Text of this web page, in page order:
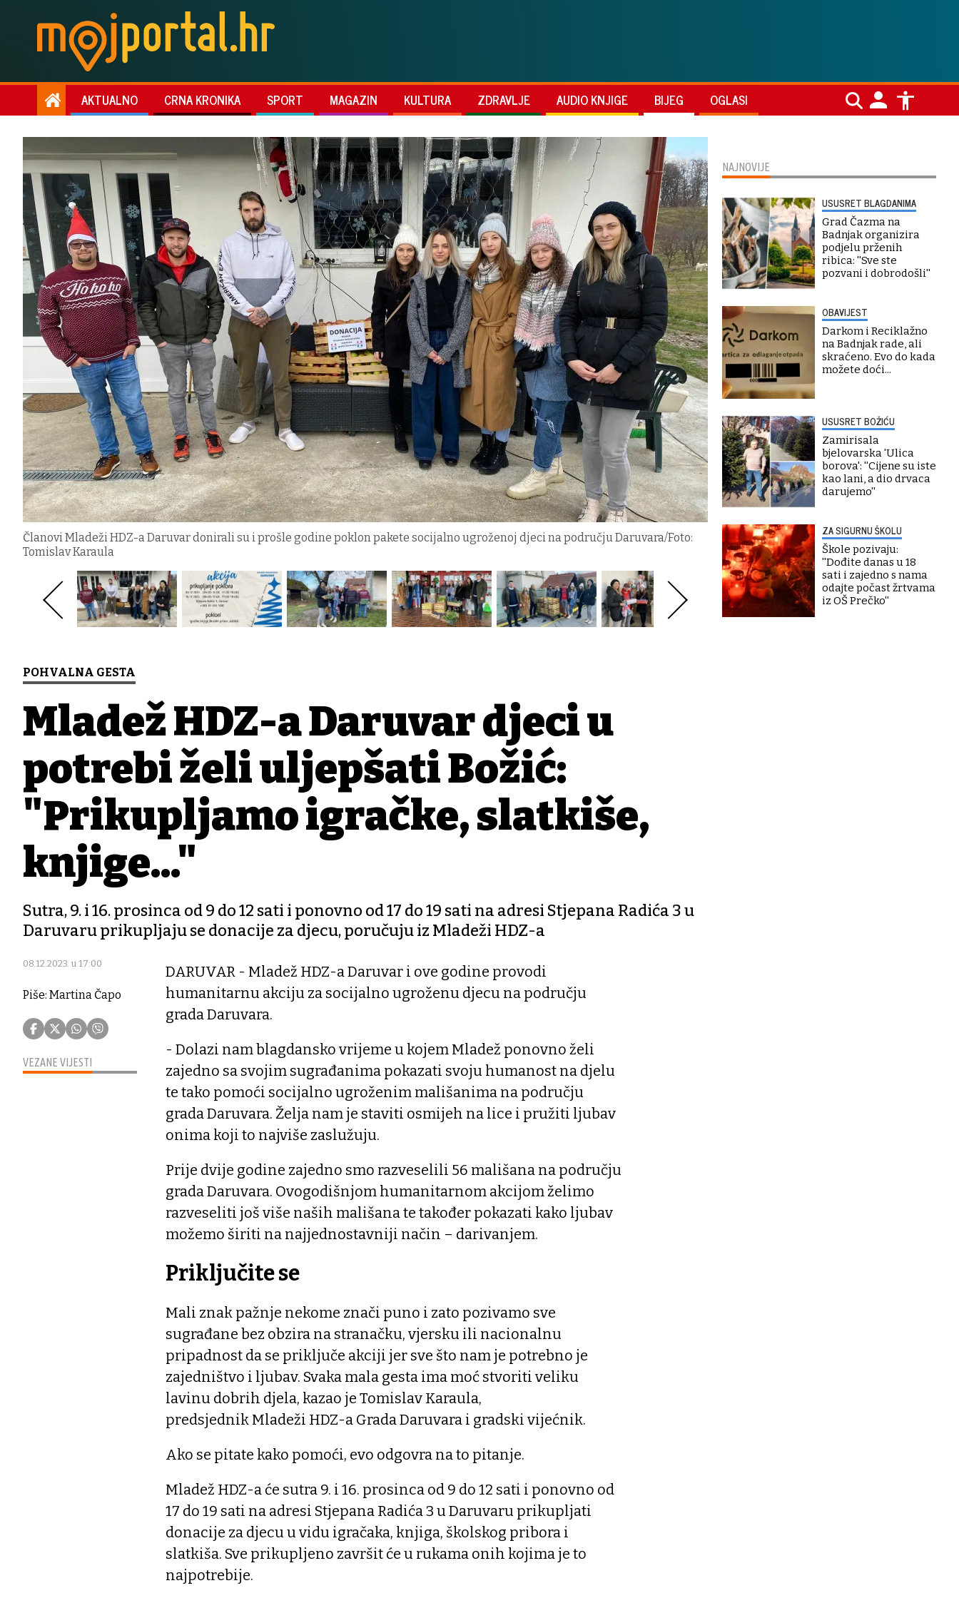
AKTUALNO CRNA KRONIKA SPORT MAGAZIN KULTURA ZDRAVLJE AUDIO KNJIGE BIJEG OGLASI
Članovi Mladeži HDZ-a Daruvar donirali su i prošle godine poklon pakete socijalno ugroženoj djeci na području Daruvara/Foto:
Tomislav Karaula
POHVALNA GESTA
Mladež HDZ-a Daruvar djeci u
potrebi želi uljepšati Božić:
"Prikupljamo igračke, slatkiše,
knjige..."
Sutra, 9. i 16. prosinca od 9 do 12 sati i ponovno od 17 do 19 sati na adresi Stjepana Radića 3 u
Daruvaru prikupljaju se donacije za djecu, poručuju iz Mladeži HDZ-a
08.12.2023. u 17:00
Piše: Martina Čapo
VEZANE VIJESTI
DARUVAR - Mladež HDZ-a Daruvar i ove godine provodi
humanitarnu akciju za socijalno ugroženu djecu na području
grada Daruvara.
- Dolazi nam blagdansko vrijeme u kojem Mladež ponovno želi
zajedno sa svojim sugrađanima pokazati svoju humanost na djelu
te tako pomoći socijalno ugroženim mališanima na području
grada Daruvara. Želja nam je staviti osmijeh na lice i pružiti ljubav
onima koji to najviše zaslužuju.
Prije dvije godine zajedno smo razveselili 56 mališana na području
grada Daruvara. Ovogodišnjom humanitarnom akcijom želimo
razveseliti još više naših mališana te također pokazati kako ljubav
možemo širiti na najjednostavniji način – darivanjem.
Priključite se
Mali znak pažnje nekome znači puno i zato pozivamo sve
sugrađane bez obzira na stranačku, vjersku ili nacionalnu
pripadnost da se priključe akciji jer sve što nam je potrebno je
zajedništvo i ljubav. Svaka mala gesta ima moć stvoriti veliku
lavinu dobrih djela, kazao je Tomislav Karaula,
predsjednik Mladeži HDZ-a Grada Daruvara i gradski vijećnik.
Ako se pitate kako pomoći, evo odgovra na to pitanje.
Mladež HDZ-a će sutra 9. i 16. prosinca od 9 do 12 sati i ponovno od
17 do 19 sati na adresi Stjepana Radića 3 u Daruvaru prikupljati
donacije za djecu u vidu igračaka, knjiga, školskog pribora i
slatkiša. Sve prikupljeno završit će u rukama onih kojima je to
najpotrebije.
NAJNOVIJE
USUSRET BLAGDANIMA
Grad Čazma na
Badnjak organizira
podjelu prženih
ribica: ''Sve ste
pozvani i dobrodošli''
OBAVIJEST
Darkom i Reciklažno
na Badnjak rade, ali
skraćeno. Evo do kada
možete doći...
USUSRET BOŽIĆU
Zamirisala
bjelovarska 'Ulica
borova': ''Cijene su iste
kao lani, a dio drvaca
darujemo''
ZA SIGURNU ŠKOLU
Škole pozivaju:
''Dođite danas u 18
sati i zajedno s nama
odajte počast žrtvama
iz OŠ Prečko''